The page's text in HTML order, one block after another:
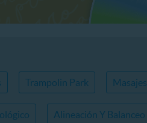
Trampolin Park Masajes
Alineación Y Balanceo